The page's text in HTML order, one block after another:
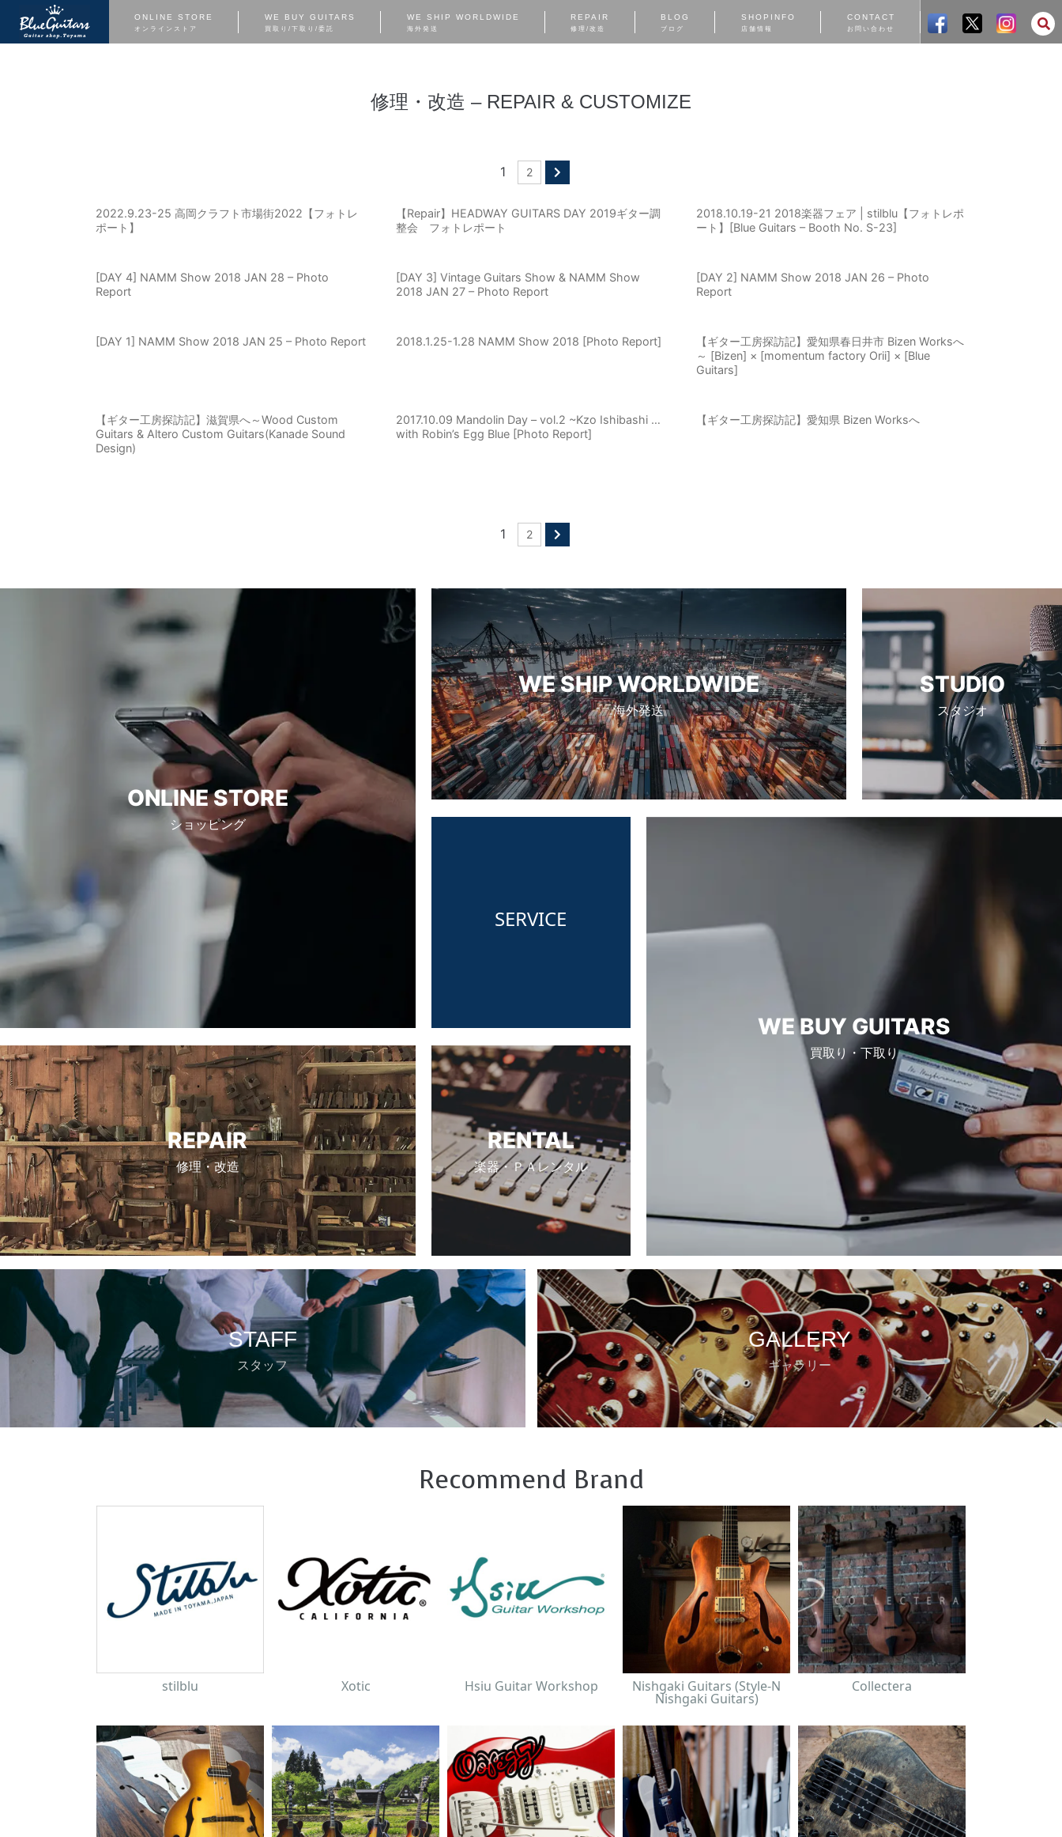
ONLINE STORE
オンラインストア
WE BUY GUITARS
買取り/下取り/委託
WE SHIP WORLDWIDE
海外発送
REPAIR
修理/改造
BLOG
ブログ
SHOPINFO
店舗情報
CONTACT
お問い合わせ
修理・改造 – REPAIR & CUSTOMIZE
1 2
2022.9.23-25 高岡クラフト市場街2022【フォトレ
ポート】
【Repair】HEADWAY GUITARS DAY 2019ギター調
整会 フォトレポート
2018.10.19-21 2018楽器フェア | stilblu【フォトレポ
ート】[Blue Guitars – Booth No. S-23]
[DAY 4] NAMM Show 2018 JAN 28 – Photo
Report
[DAY 3] Vintage Guitars Show & NAMM Show
2018 JAN 27 – Photo Report
[DAY 2] NAMM Show 2018 JAN 26 – Photo
Report
[DAY 1] NAMM Show 2018 JAN 25 – Photo Report 2018.1.25-1.28 NAMM Show 2018 [Photo Report]
【ギター工房探訪記】愛知県春日井市 Bizen Worksへ
～ [Bizen] × [momentum factory Orii] × [Blue
Guitars]
【ギター工房探訪記】滋賀県へ～Wood Custom
Guitars & Altero Custom Guitars(Kanade Sound
Design)
2017.10.09 Mandolin Day – vol.2 ~Kzo Ishibashi …
with Robin’s Egg Blue [Photo Report]
【ギター工房探訪記】愛知県 Bizen Worksへ
1 2
ONLINE STORE
ショッピング
WE SHIP WORLDWIDE
海外発送
STUDIO
スタジオ
SERVICE
REPAIR
修理・改造
RENTAL
楽器・ＰＡレンタル
WE BUY GUITARS
買取り・下取り
STAFF
スタッフ
GALLERY
ギャラリー
Recommend Brand
stilblu Xotic Hsiu Guitar Workshop Nishgaki Guitars (Style-N
Nishgaki Guitars)
Collectera